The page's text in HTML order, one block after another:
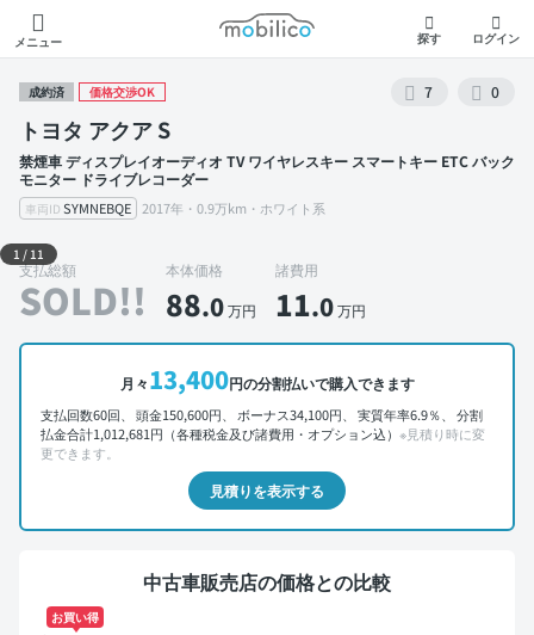
メニュー
モビリコ
探す ログイン
成約済 価格交渉OK 7 0
トヨタ アクア S
禁煙車 ディスプレイオーディオ TV ワイヤレスキー スマートキー ETC バック
モニター ドライブレコーダー
車両ID SYMNEBQE 2017年・0.9万km・ホワイト系
外装 左前
1 /11
支払総額
SOLD!!
本体価格
88.0万円
諸費用
11.0万円
月々13,400円の分割払いで購入できます
支払回数60回、 頭金150,600円、 ボーナス34,100円、 実質年率6.9％、 分割
払金合計1,012,681円（各種税金及び諸費用・オプション込） ※見積り時に変
更できます。
見積りを表示する
中古車販売店の価格との比較
お買い得